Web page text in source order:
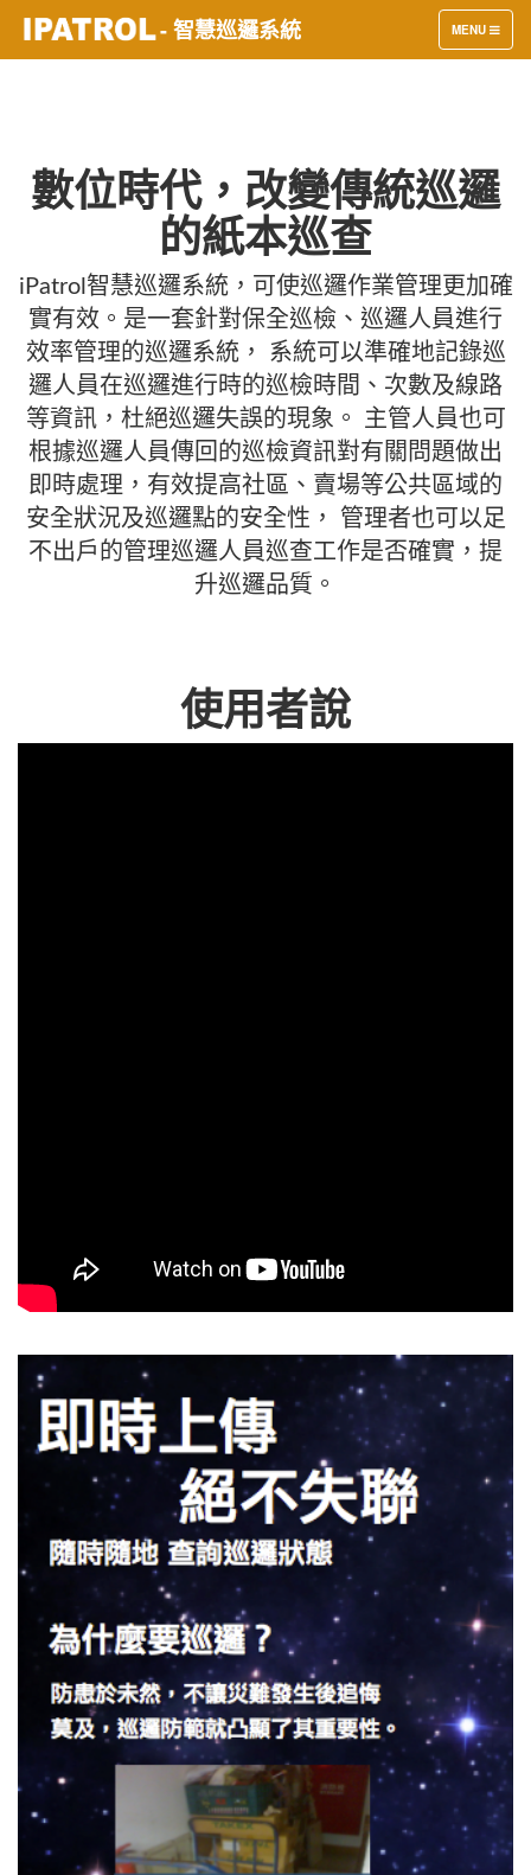
TOGGLE
NAVIGATION
MENU
- 智慧巡邏系統
數位時代，改變傳統巡邏
的紙本巡查
iPatrol智慧巡邏系統，可使巡邏作業管理更加確
實有效。是一套針對保全巡檢、巡邏人員進行
效率管理的巡邏系統， 系統可以準確地記錄巡
邏人員在巡邏進行時的巡檢時間、次數及線路
等資訊，杜絕巡邏失誤的現象。 主管人員也可
根據巡邏人員傳回的巡檢資訊對有關問題做出
即時處理，有效提高社區、賣場等公共區域的
安全狀況及巡邏點的安全性， 管理者也可以足
不出戶的管理巡邏人員巡查工作是否確實，提
升巡邏品質。
使用者說